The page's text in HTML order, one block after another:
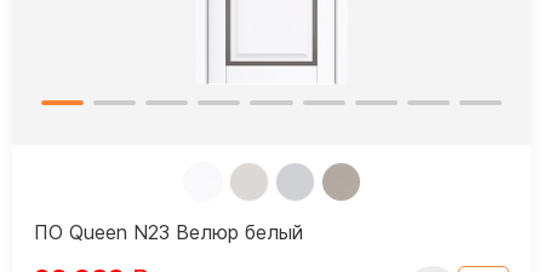
ПО Queen N23 Велюр белый